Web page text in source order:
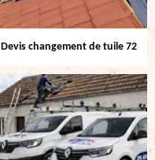
Devis changement de tuile 72